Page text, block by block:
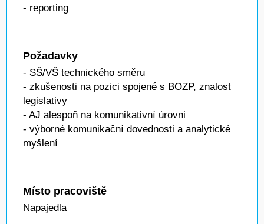
- reporting
Požadavky
- SŠ/VŠ technického směru
- zkušenosti na pozici spojené s BOZP, znalost
legislativy
- AJ alespoň na komunikativní úrovni
- výborné komunikační dovednosti a analytické
myšlení
Místo pracoviště
Napajedla